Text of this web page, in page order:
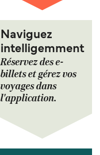
Naviguez
intelligemment
Réservez des e-
billets et gérez vos
voyages dans
l'application.